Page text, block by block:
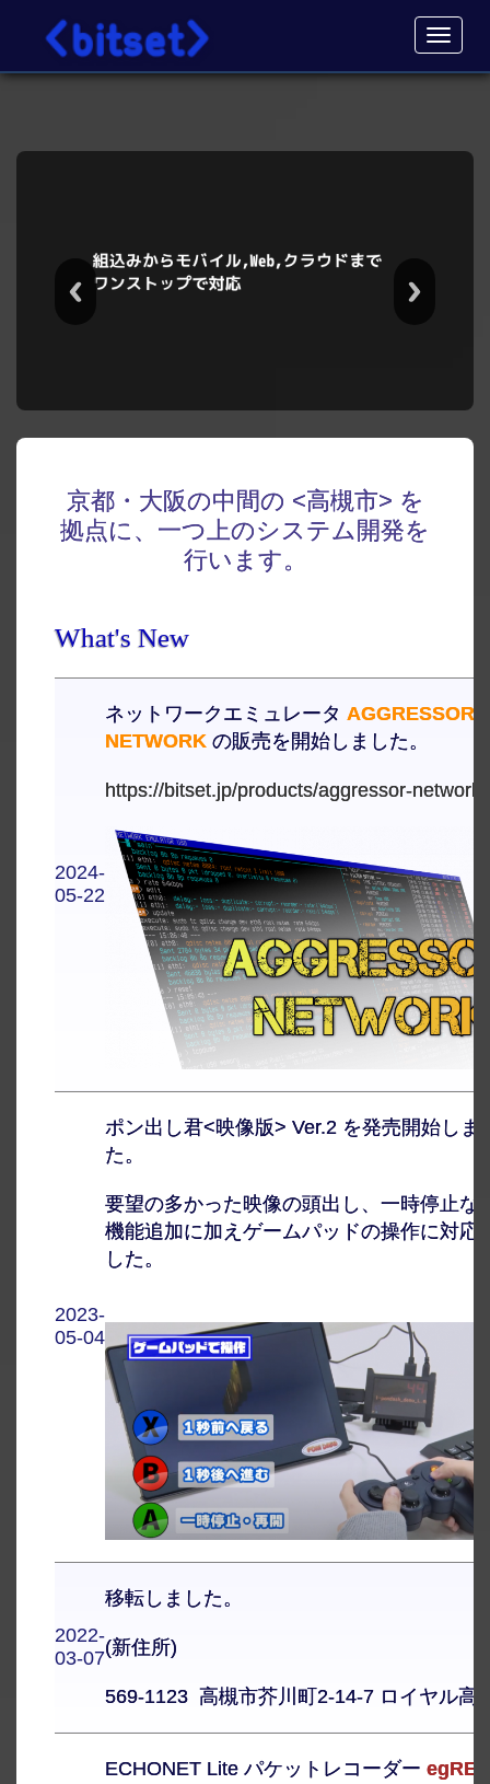
Raspberry,FA, 自動制御
https://www.amazon.co.jp/dp/B071W86F5L/
京都・大阪の中間の <高槻市> を
拠点に、一つ上のシステム開発を
行います。
What's New
2024-
05-22
ネットワークエミュレータ AGGRESSOR
NETWORK の販売を開始しました。
https://bitset.jp/products/aggressor-network
2023-
05-04
ポン出し君<映像版> Ver.2 を発売開始しま
た。
要望の多かった映像の頭出し、一時停止な
機能追加に加えゲームパッドの操作に対応
した。
2022-
03-07
移転しました。
(新住所)
569-1123 高槻市芥川町2-14-7 ロイヤル高
ECHONET Lite パケットレコーダー egREC